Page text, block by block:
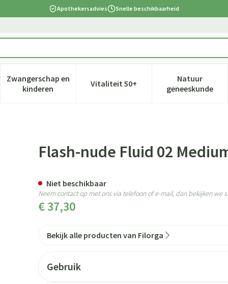
Apothekersadvies Snelle beschikbaarheid
verzorging en hygiëne categorie
voor Dieet, voeding en vitamines categorie
Zwangerschap en
kinderenToon submenu voor Zwangerschap en kinderen
Vitaliteit 50+Toon submenu voor Vitaliteit
Natuur
geneeskunde
Toon
30mlFlash-nude Fluid 02
€ 37,30
Niet beschikbaar
Neem contact op met ons via telefoon of e-mail, dan bekijken we
Bekijk alle producten van Filorga
Gebruik